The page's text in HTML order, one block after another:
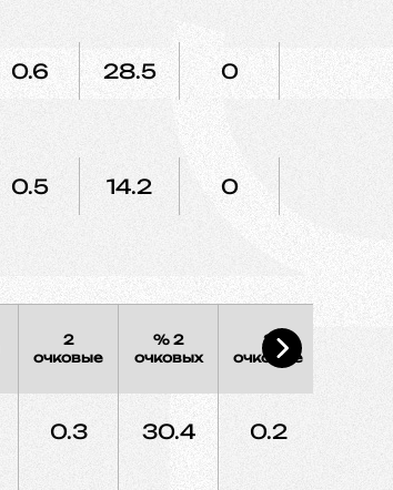
0.6 28.5 0 0
0.5 14.2 0
2
очковые
% 2
очковых
3
очковые
% 3
0.3 30.4 0.2 16.1